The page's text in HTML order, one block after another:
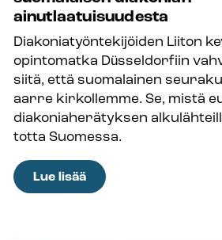
Jyväskylän
seurakunnasta
ainutlaatuisuudesta
Diakoniatyöntekijöiden Liiton
opintomatka Düsseldorfiin
siitä, että suomalainen
aarre kirkollemme. Se, mistä
diakoniaherätyksen
totta Suomessa.
Lue lisää:
Opintomatka